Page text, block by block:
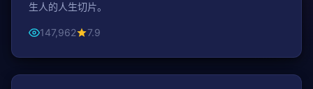
生人的人生切片。
147,962 7.9